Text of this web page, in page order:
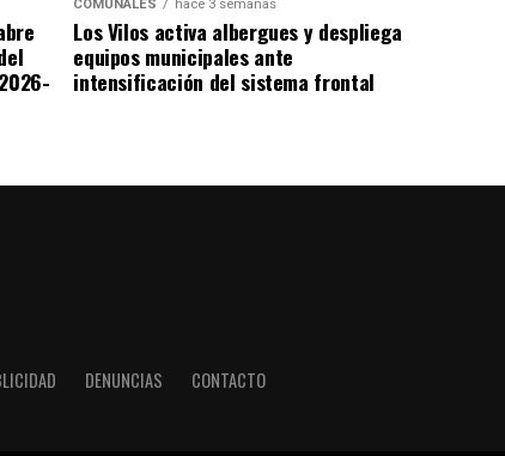
COMUNALES hace 3 semanas
Los Vilos activa albergues y despliega
equipos municipales ante
intensificación del sistema frontal
DENUNCIAS CONTACTO